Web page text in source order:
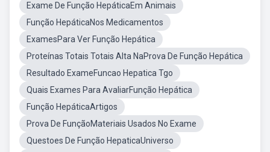
Exame De Função HepáticaEm Animais
Função HepáticaNos Medicamentos
ExamesPara Ver Função Hepática
Proteínas Totais Totais Alta NaProva De Função Hepática
Resultado ExameFuncao Hepatica Tgo
Quais Exames Para AvaliarFunção Hepática
Função HepáticaArtigos
Prova De FunçãoMateriais Usados No Exame
Questoes De Função HepaticaUniverso